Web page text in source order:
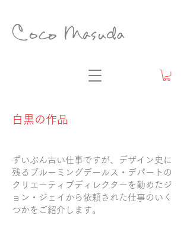
白黒の作品
ずいぶん古い仕事ですが、デザイン史に
残るブルーミングデールス・デパートの
クリエーティブディレクターを勤めたジ
ョン・ジェイから依頼された仕事のいく
つかをご紹介します。